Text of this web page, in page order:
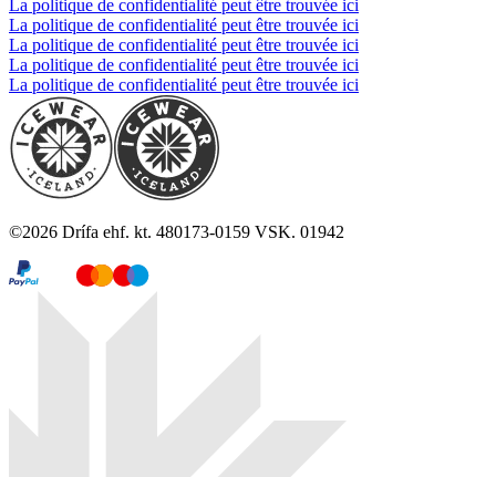
La politique de confidentialité peut être trouvée ici
La politique de confidentialité peut être trouvée ici
La politique de confidentialité peut être trouvée ici
La politique de confidentialité peut être trouvée ici
La politique de confidentialité peut être trouvée ici
©2026 Drífa ehf. kt. 480173-0159 VSK. 01942